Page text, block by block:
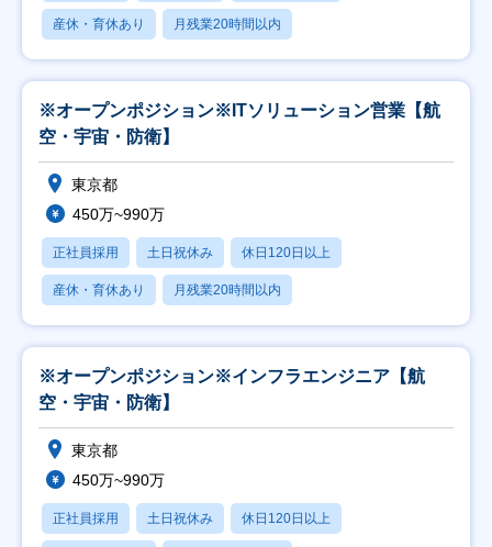
産休・育休あり 月残業20時間以内
※オープンポジション※ITソリューション営業【航
空・宇宙・防衛】
東京都
450万~990万
正社員採用 土日祝休み 休日120日以上
産休・育休あり 月残業20時間以内
※オープンポジション※インフラエンジニア【航
空・宇宙・防衛】
東京都
450万~990万
正社員採用 土日祝休み 休日120日以上